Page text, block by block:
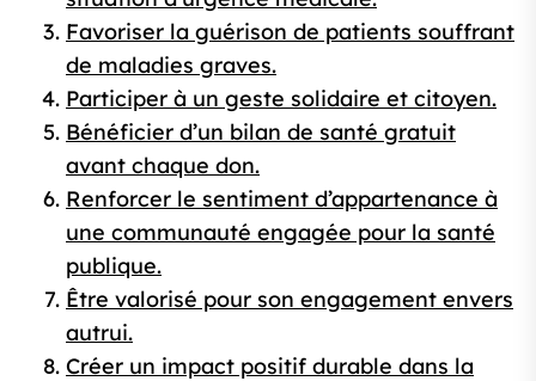
Favoriser la guérison de patients souffrant
de maladies graves.
Participer à un geste solidaire et citoyen.
Bénéficier d’un bilan de santé gratuit
avant chaque don.
Renforcer le sentiment d’appartenance à
une communauté engagée pour la santé
publique.
Être valorisé pour son engagement envers
autrui.
Créer un impact positif durable dans la